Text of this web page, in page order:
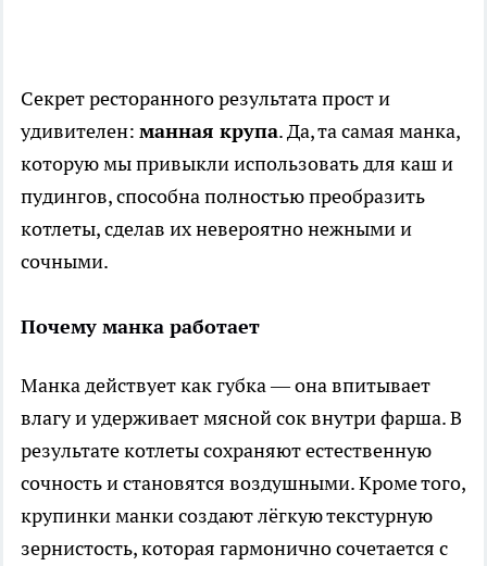
Секрет ресторанного результата прост и
удивителен: манная крупа. Да, та самая манка,
которую мы привыкли использовать для каш и
пудингов, способна полностью преобразить
котлеты, сделав их невероятно нежными и
сочными.
Почему манка работает
Манка действует как губка — она впитывает
влагу и удерживает мясной сок внутри фарша. В
результате котлеты сохраняют естественную
сочность и становятся воздушными. Кроме того,
крупинки манки создают лёгкую текстурную
зернистость, которая гармонично сочетается с